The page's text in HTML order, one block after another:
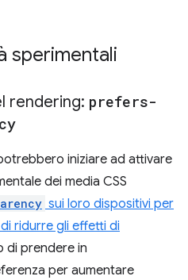
sperimentali
rendering: prefers-
iniziare ad attivare
dei media CSS
sui loro dispositivi per
ridurre gli effetti di
di prendere in
per aumentare